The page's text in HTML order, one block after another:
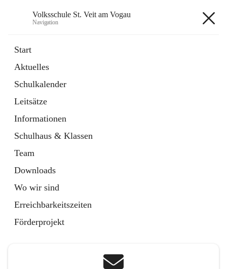
Volksschule St. Veit am Vogau
Navigation
Start
Aktuelles
Schulkalender
Leitsätze
Informationen
Schulhaus & Klassen
Team
Downloads
Wo wir sind
Erreichbarkeitszeiten
Förderprojekt